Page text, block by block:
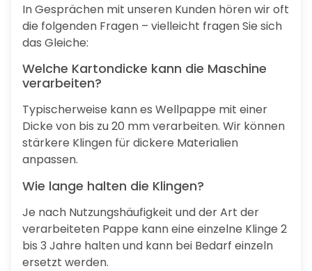
In Gesprächen mit unseren Kunden hören wir oft
die folgenden Fragen – vielleicht fragen Sie sich
das Gleiche:
Welche Kartondicke kann die Maschine
verarbeiten?
Typischerweise kann es Wellpappe mit einer
Dicke von bis zu 20 mm verarbeiten. Wir können
stärkere Klingen für dickere Materialien
anpassen.
Wie lange halten die Klingen?
Je nach Nutzungshäufigkeit und der Art der
verarbeiteten Pappe kann eine einzelne Klinge 2
bis 3 Jahre halten und kann bei Bedarf einzeln
ersetzt werden.